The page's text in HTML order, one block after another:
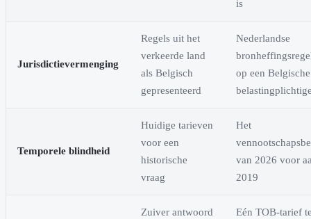
is
Jurisdictievermenging
Regels uit het
verkeerde land
als Belgisch
gepresenteerd
Nederlandse
op een Belgische
Temporele blindheid
Huidige tarieven
voor een
historische
vraag
Het
van 2026 voor
2019
Zuiver antwoord Eén TOB-tarief